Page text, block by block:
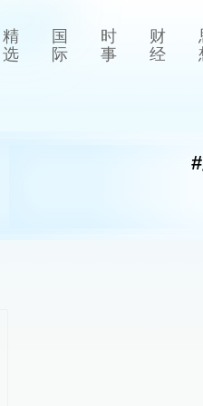
精
选
国
际
时
事
财
经
#